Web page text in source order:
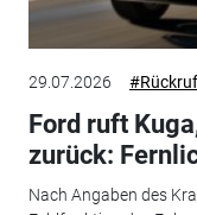
29.07.2026 #Rückruf
Ford ruft
zurück:
Nach Angaben des